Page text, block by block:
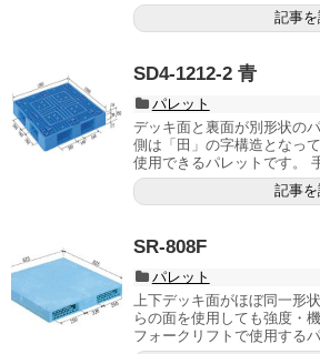
記事
SD4-1212-2 青
パレット
デッキ面と裏面が別形状の
側は「田」の字構造となっ
使用できるパレットです。
記事
SR-808F
パレット
上下デッキ面がほぼ同一形
らの面を使用しても強度・
フォークリフトで使用する